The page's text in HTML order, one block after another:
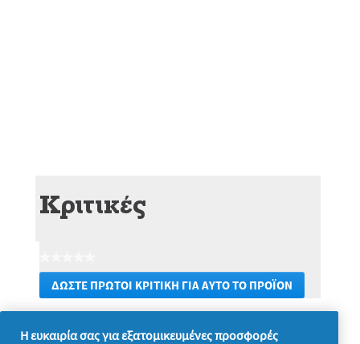
Κριτικές
Δεν
υπάρχει
ΔΏΣΤΕ ΠΡΏΤΟΙ ΚΡΙΤΙΚΉ ΓΙΑ ΑΥΤΌ ΤΟ ΠΡΟΪΌΝ
.
Αυτή
Η ευκαιρία σας για εξατομικευμένες προσφορές